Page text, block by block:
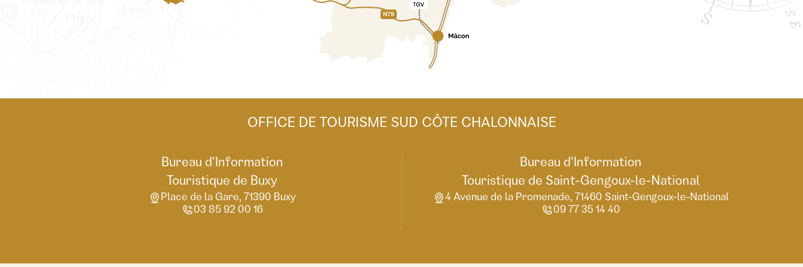
OFFICE DE TOURISME SUD CÔTE CHALONNAISE
Bureau d'Information
Touristique de Buxy
Place de la Gare, 71390 Buxy
03 85 92 00 16
Bureau d'Information
Touristique de Saint-Gengoux-le-National
4 Avenue de la Promenade, 71460 Saint-Gengoux-le-National
09 77 35 14 40